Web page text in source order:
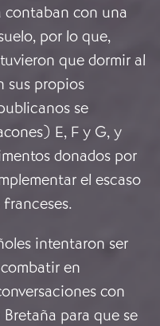
con una
por lo que,
que dormir al
sus propios
se
E, F y G, y
donados por
el escaso
intentaron ser
en
con
para que se